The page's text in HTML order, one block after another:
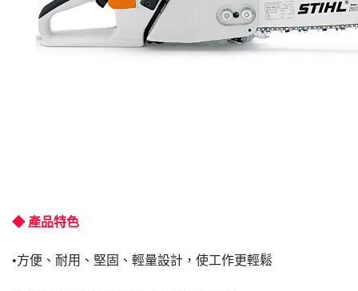
◆ 產品特色
•方便、耐用、堅固、輕量設計，使工作更輕鬆